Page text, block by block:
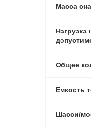
Масса
Общее
Емкость
Шасси/